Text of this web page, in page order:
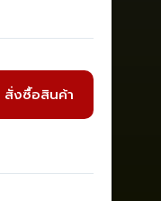
สั่งซื้อสินค้า